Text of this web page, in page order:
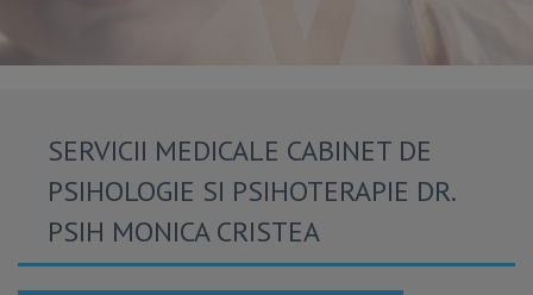
SERVICII MEDICALE CABINET DE
PSIHOLOGIE SI PSIHOTERAPIE DR.
PSIH MONICA CRISTEA